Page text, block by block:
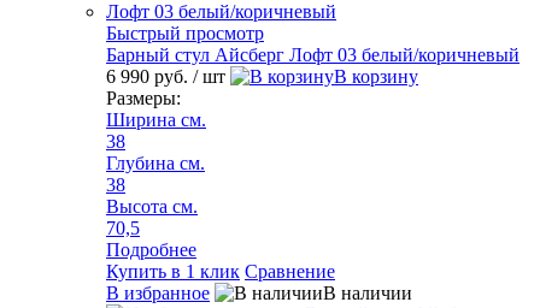
Быстрый просмотр
Барный стул Айсберг Лофт 03 белый/коричневый
6 990 руб. / шт
В корзину
Размеры:
Ширина см.
38
Глубина см.
38
Высота см.
70,5
Подробнее
Купить в 1 клик Сравнение
В избранное
В наличии